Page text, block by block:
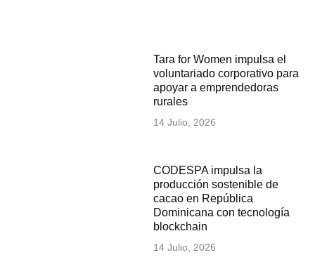
Tara for Women impulsa el
voluntariado corporativo para
apoyar a emprendedoras
rurales
14 Julio, 2026
CODESPA impulsa la
producción sostenible de
cacao en República
Dominicana con tecnología
blockchain
14 Julio, 2026